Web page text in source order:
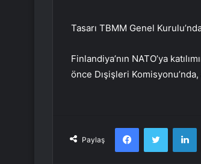
Tasarı TBMM Genel
Finlandiya’nın NATO’ya
önce Dışişleri
Paylaş
FacebookTwitter